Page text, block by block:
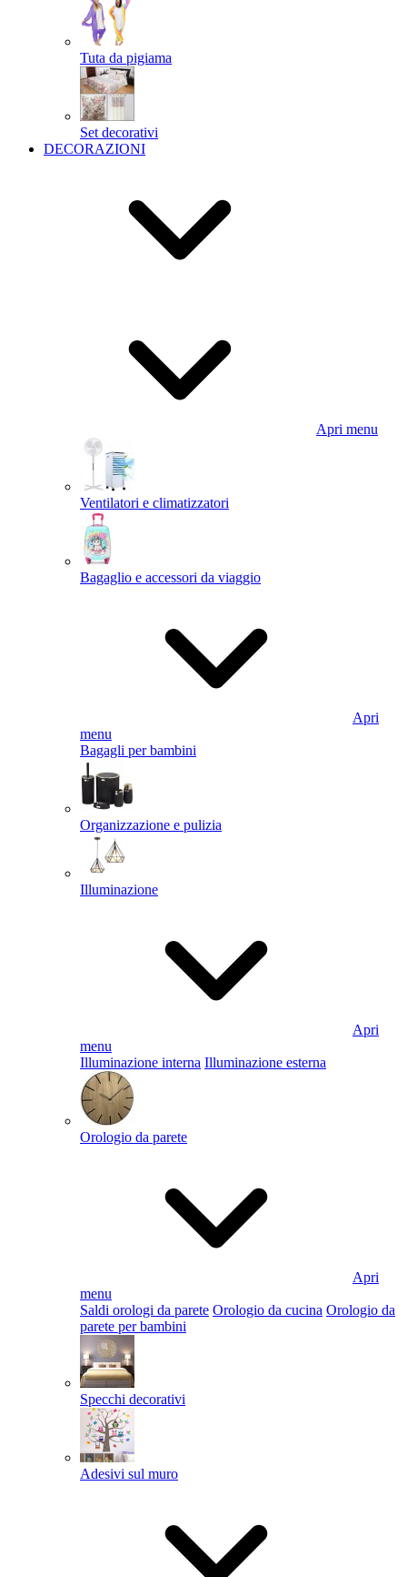
Tuta da pigiama
Set decorativi
DECORAZIONI
Apri menu
Ventilatori e climatizzatori
Bagaglio e accessori da viaggio
Apri
menu
Bagagli per bambini
Organizzazione e pulizia
Illuminazione
Apri
menu
Illuminazione interna Illuminazione esterna
Orologio da parete
Apri
menu
Saldi orologi da parete Orologio da cucina Orologio da
parete per bambini
Specchi decorativi
Adesivi sul muro